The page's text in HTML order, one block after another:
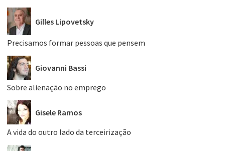
Gilles Lipovetsky
Precisamos formar pessoas que pensem
Giovanni Bassi
Sobre alienação no emprego
Gisele Ramos
A vida do outro lado da terceirização